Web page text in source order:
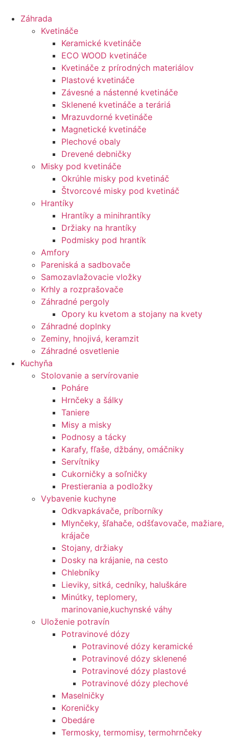
Záhrada
Kvetináče
Keramické kvetináče
ECO WOOD kvetináče
Kvetináče z prírodných materiálov
Plastové kvetináče
Závesné a nástenné kvetináče
Sklenené kvetináče a teráriá
Mrazuvdorné kvetináče
Magnetické kvetináče
Plechové obaly
Drevené debničky
Misky pod kvetináče
Okrúhle misky pod kvetináč
Štvorcové misky pod kvetináč
Hrantíky
Hrantíky a minihrantíky
Držiaky na hrantíky
Podmisky pod hrantík
Amfory
Pareniská a sadbovače
Samozavlažovacie vložky
Krhly a rozprašovače
Záhradné pergoly
Opory ku kvetom a stojany na kvety
Záhradné doplnky
Zeminy, hnojivá, keramzit
Záhradné osvetlenie
Kuchyňa
Stolovanie a servírovanie
Poháre
Hrnčeky a šálky
Taniere
Misy a misky
Podnosy a tácky
Karafy, fľaše, džbány, omáčniky
Servítniky
Cukorničky a soľničky
Prestierania a podložky
Vybavenie kuchyne
Odkvapkávače, príborníky
Mlynčeky, šľahače, odšťavovače, mažiare,
krájače
Stojany, držiaky
Dosky na krájanie, na cesto
Chlebníky
Lieviky, sitká, cedníky, haluškáre
Minútky, teplomery,
marinovanie,kuchynské váhy
Uloženie potravín
Potravinové dózy
Potravinové dózy keramické
Potravinové dózy sklenené
Potravinové dózy plastové
Potravinové dózy plechové
Maselničky
Koreničky
Obedáre
Termosky, termomisy, termohrnčeky